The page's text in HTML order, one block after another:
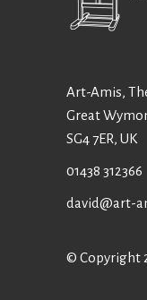
Art-Amis,
Great
SG4 7ER, UK
01438 312366
david@art-
© Copyright